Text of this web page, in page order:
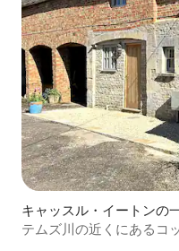
キャッスル・イートンの
テムズ川の近くにあるコ